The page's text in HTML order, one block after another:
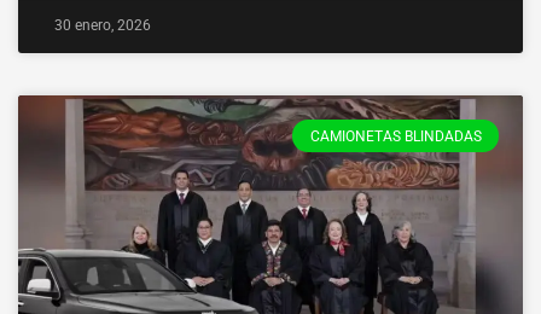
30 enero, 2026
CAMIONETAS BLINDADAS